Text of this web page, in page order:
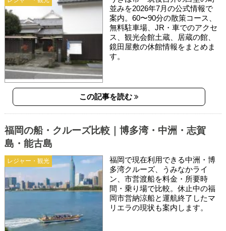
並みを2026年7月の公式情報で
案内。60〜90分の散策コース、
無料駐車場、JR・車でのアクセ
ス、観光会館土蔵、居蔵の館、
鏡田屋敷の休館情報をまとめま
す。
この記事を読む
レジャー・観光
福岡の船・クルーズ比較｜博多湾・中洲・志賀
島・能古島
福岡で現在利用できる中洲・博
多湾クルーズ、うみなかライ
ン、市営渡船を料金・所要時
間・乗り場で比較。休止中の福
岡市営納涼船と運航終了したマ
リエラの現状も案内します。